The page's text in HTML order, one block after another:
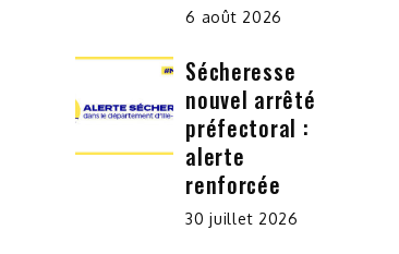
6 août 2026
Sécheresse
nouvel arrêté
préfectoral :
alerte
renforcée
30 juillet 2026